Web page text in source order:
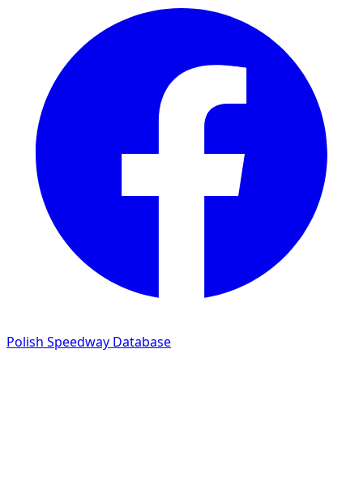
Polish Speedway Database